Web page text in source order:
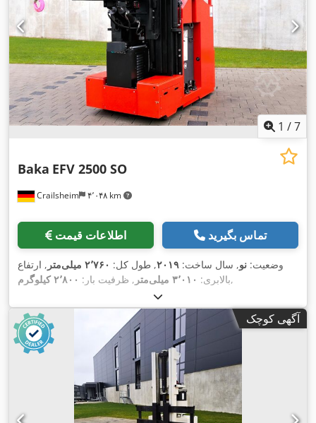
1 /7
Crailsheim ۴٬۰۴۸ km
Baka EFV 2500 SO
اطلاعات قیمت تماس بگیرید
وضعیت: نو, سال ساخت: ۲۰۱۹, طول کل: ۲٬۷۶۰ میلی‌متر
, ارتفاع
بالابری: ۳٬۰۱۰ میلی‌متر , ظرفیت بار: ۲٬۸۰۰ کیلوگرم ,
آگهی کوچک